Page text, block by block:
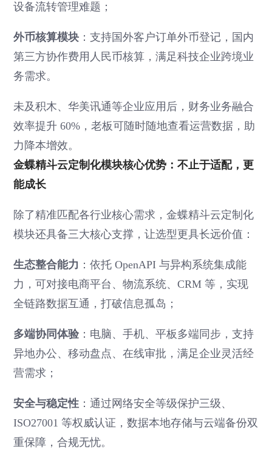
设备流转管理难题；
外币核算模块 ：支持国外客户订单外币登记，国内
第三方协作费用人民币核算，满足科技企业跨境业
务需求。
未及积木、华美讯通等企业应用后，财务业务融合
效率提升 60%，老板可随时随地查看运营数据，助
力降本增效。
金蝶精斗云定制化模块核心优势：不止于适配，更
能成长
除了精准匹配各行业核心需求，金蝶精斗云定制化
模块还具备三大核心支撑，让选型更具长远价值：
生态整合能力 ：依托 OpenAPI 与异构系统集成能
力，可对接电商平台、物流系统、CRM 等，实现
全链路数据互通，打破信息孤岛；
多端协同体验：电脑、手机、平板多端同步，支持
异地办公、移动盘点、在线审批，满足企业灵活经
营需求；
安全与稳定性 ：通过网络安全等级保护三级、
ISO27001 等权威认证，数据本地存储与云端备份双
重保障，合规无忧。